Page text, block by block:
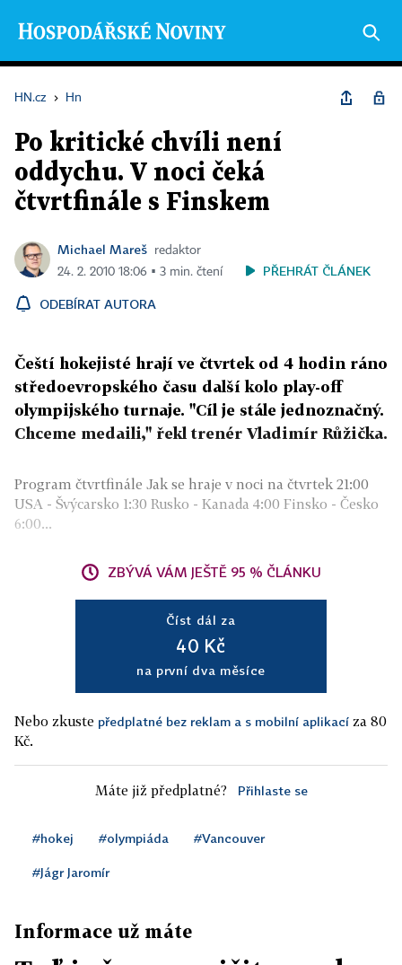
HN.cz › Hn
Po kritické chvíli není
oddychu. V noci čeká
čtvrtfinále s Finskem
Michael Mareš
redaktor
24. 2. 2010 18:06 ▪ 3 min. čtení
PŘEHRÁT ČLÁNEK
ODEBÍRAT AUTORA
Čeští hokejisté hrají ve čtvrtek od 4 hodin ráno
středoevropského času další kolo play-off
olympijského turnaje. "Cíl je stále jednoznačný.
Chceme medaili," řekl trenér Vladimír Růžička.
Program čtvrtfinále Jak se hraje v noci na čtvrtek 21:00
USA - Švýcarsko 1:30 Rusko - Kanada 4:00 Finsko - Česko
6:00...
ZBÝVÁ VÁM JEŠTĚ 95 % ČLÁNKU
Číst dál za
40 Kč
na první dva měsíce
Nebo zkuste předplatné bez reklam a s mobilní aplikací za 80
Kč.
Máte již předplatné? Přihlaste se
#hokej #olympiáda #Vancouver
#Jágr Jaromír
Informace už máte